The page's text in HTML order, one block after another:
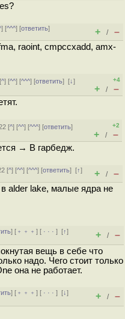
] [^^^] [ответить]
+ / –
raoint, cmpccxadd, amx-
^] [^^] [^^^] [ответить][↓]
+4
+ / –
[^] [^^] [^^^] [ответить]
+2
+ / –
→ В гарбедж.
[^] [^^] [^^^] [ответить][↑]
+ / –
alder lake, малые ядра не
] [ ﹢﹢﹢] [ · · ·][↑]
+ / –
вещь в себе что
надо. Чего стоит только
она не работает.
] [ ﹢﹢﹢] [ · · ·][↓]
+ / –